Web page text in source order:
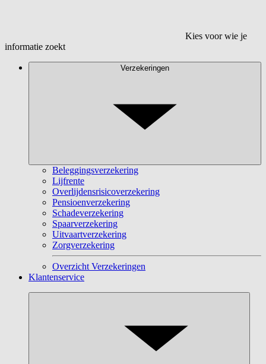
Kies voor wie je
informatie zoekt
Verzekeringen
Beleggingsverzekering
Lijfrente
Overlijdensrisicoverzekering
Pensioenverzekering
Schadeverzekering
Spaarverzekering
Uitvaartverzekering
Zorgverzekering
Overzicht Verzekeringen
Klantenservice